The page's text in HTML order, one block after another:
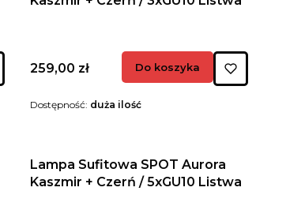
Cena
259,00 zł Do koszyka
Dostępność: duża ilość
Lampa Sufitowa SPOT Aurora
Kaszmir + Czerń / 5xGU10 Listwa